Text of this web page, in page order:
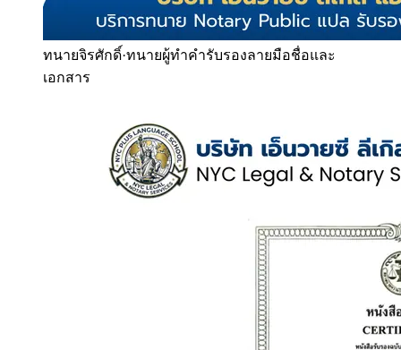
ทนายจิรศักดิ์·ทนายผู้ทำคำรับรองลายมือชื่อและ
เอกสาร